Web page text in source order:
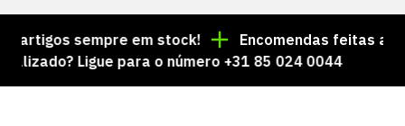
sempre em stock!
Encomendas feitas até às
Ligue para o número +31 85 024 0044